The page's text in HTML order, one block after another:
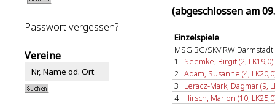
Passwort vergessen?
Vereine
(abgeschlossen am
Einzelspiele
MSG BG/SKV RW Darmstadt
1
Seemke, Birgit (2, LK19,0)
2 Adam, Susanne (4,
3
Leracz-Mark, Dagmar (9,
4 Hirsch, Marion (10,